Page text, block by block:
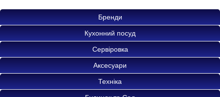
Бренди
Кухонний посуд
Сервіровка
Аксесуари
Техніка